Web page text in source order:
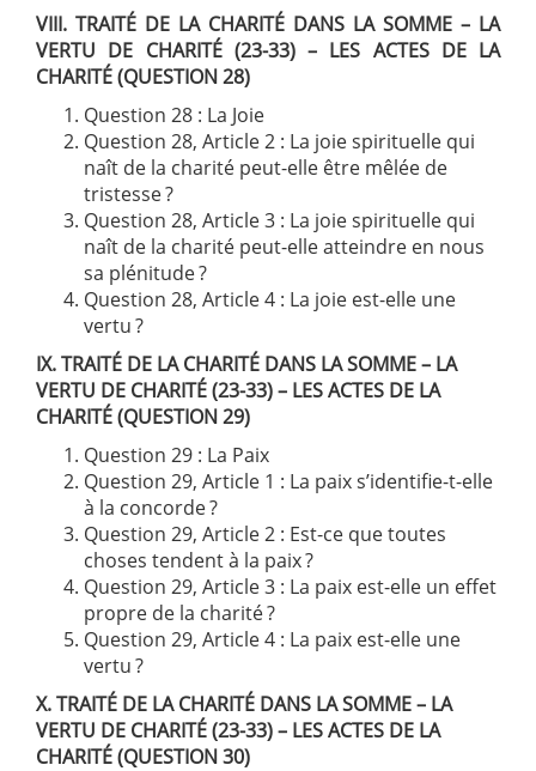
VIII. TRAITÉ DE LA CHARITÉ DANS LA SOMME – LA
VERTU DE CHARITÉ (23-33) – LES ACTES DE LA
CHARITÉ (QUESTION 28)
Question 28 : La Joie
Question 28, Article 2 : La joie spirituelle qui
naît de la charité peut-elle être mêlée de
tristesse ?
Question 28, Article 3 : La joie spirituelle qui
naît de la charité peut-elle atteindre en nous
sa plénitude ?
Question 28, Article 4 : La joie est-elle une
vertu ?
IX. TRAITÉ DE LA CHARITÉ DANS LA SOMME – LA
VERTU DE CHARITÉ (23-33) – LES ACTES DE LA
CHARITÉ (QUESTION 29)
Question 29 : La Paix
Question 29, Article 1 : La paix s’identifie-t-elle
à la concorde ?
Question 29, Article 2 : Est-ce que toutes
choses tendent à la paix ?
Question 29, Article 3 : La paix est-elle un effet
propre de la charité ?
Question 29, Article 4 : La paix est-elle une
vertu ?
X. TRAITÉ DE LA CHARITÉ DANS LA SOMME – LA
VERTU DE CHARITÉ (23-33) – LES ACTES DE LA
CHARITÉ (QUESTION 30)